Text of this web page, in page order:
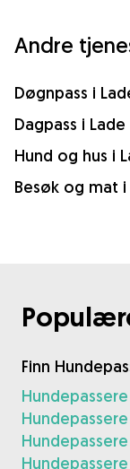
Andre
Døgnpass i
Dagpass i Lade
Hund og hus i
Besøk og mat i
Finn